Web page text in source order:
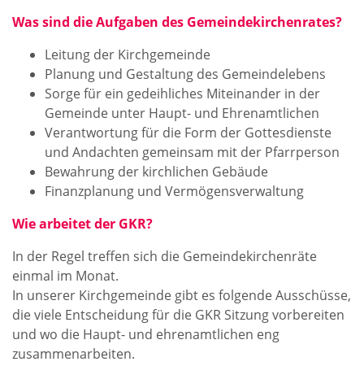
Was sind die Aufgaben des Gemeindekirchenrates?
Leitung der Kirchgemeinde
Planung und Gestaltung des Gemeindelebens
Sorge für ein gedeihliches Miteinander in der
Gemeinde unter Haupt- und Ehrenamtlichen
Verantwortung für die Form der Gottesdienste
und Andachten gemeinsam mit der Pfarrperson
Bewahrung der kirchlichen Gebäude
Finanzplanung und Vermögensverwaltung
Wie arbeitet der GKR?
In der Regel treffen sich die Gemeindekirchenräte
einmal im Monat.
In unserer Kirchgemeinde gibt es folgende Ausschüsse,
die viele Entscheidung für die GKR Sitzung vorbereiten
und wo die Haupt- und ehrenamtlichen eng
zusammenarbeiten.